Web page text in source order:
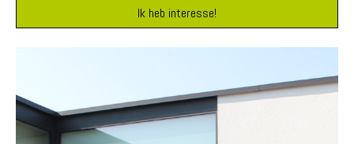
Ik heb interesse!